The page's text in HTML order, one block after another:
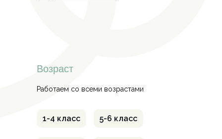
1-4 класс 5-6 класс
Работаем со всеми возрастами
Возраст